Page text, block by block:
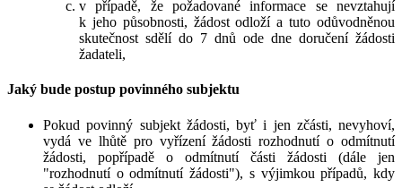
v případě, že požadované informace se nevztahují
k jeho působnosti, žádost odloží a tuto odůvodněnou
skutečnost sdělí do 7 dnů ode dne doručení žádosti
žadateli,
Jaký bude postup povinného subjektu
Pokud povinný subjekt žádosti, byť i jen zčásti, nevyhoví,
vydá ve lhůtě pro vyřízení žádosti rozhodnutí o odmítnutí
žádosti, popřípadě o odmítnutí části žádosti (dále jen
"rozhodnutí o odmítnutí žádosti"), s výjimkou případů, kdy